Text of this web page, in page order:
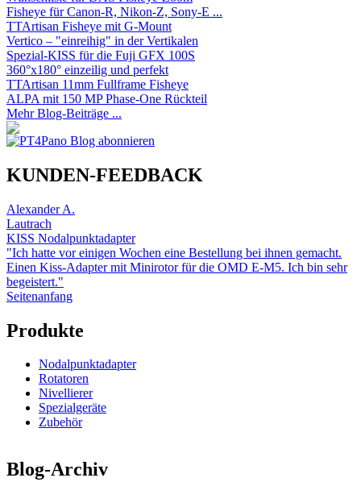
Fisheye für Canon-R, Nikon-Z, Sony-E ...
TTArtisan Fisheye mit G-Mount
Vertico – "einreihig" in der Vertikalen
Spezial-KISS für die Fuji GFX 100S
360°x180° einzeilig und perfekt
TTArtisan 11mm Fullframe Fisheye
ALPA mit 150 MP Phase-One Rückteil
Mehr Blog-Beiträge ...
KUNDEN-FEEDBACK
Alexander A.
Lautrach
KISS Nodalpunktadapter
"Ich hatte vor einigen Wochen eine Bestellung bei ihnen gemacht.
Einen Kiss-Adapter mit Minirotor für die OMD E-M5. Ich bin sehr
begeistert."
Seitenanfang
Produkte
Nodalpunktadapter
Rotatoren
Nivellierer
Spezialgeräte
Zubehör
Blog-Archiv